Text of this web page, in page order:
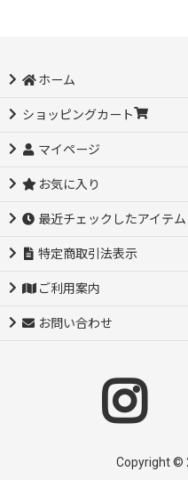
ホーム
ショッピングカート
マイページ
お気に入り
最近チェックしたアイテム
特定商取引法表示
ご利用案内
お問い合わせ
Copyright ©